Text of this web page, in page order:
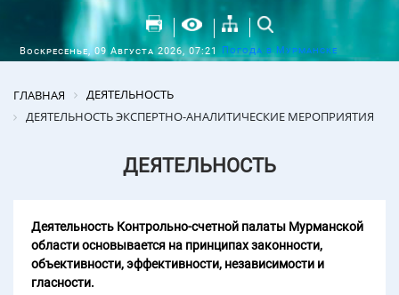
Воскресенье, 09 Августа 2026, 07:21 Погода в Мурманске
ГЛАВНАЯ
ДЕЯТЕЛЬНОСТЬ
ДЕЯТЕЛЬНОСТЬ ЭКСПЕРТНО-АНАЛИТИЧЕСКИЕ МЕРОПРИЯТИЯ
ДЕЯТЕЛЬНОСТЬ
Деятельность Контрольно-счетной палаты Мурманской
области основывается на принципах законности,
объективности, эффективности, независимости и
гласности.